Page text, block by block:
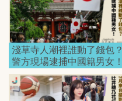
淺草寺人潮裡誰動了錢包？
警方現場逮捕中國籍男女！